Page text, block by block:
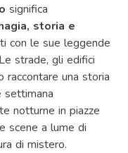
significa
storia e
con le sue leggende
strade, gli edifici
raccontare una storia
settimana
notturne in piazze
scene a lume di
di mistero.